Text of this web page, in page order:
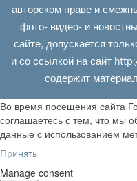
авторском праве и
фото- видео- и
сайте, допускается
и со ссылкой на сайт
содержит
Во время посещения сайта
соглашаетесь с тем, что мы
данные с использованием
Принять
Manage consent